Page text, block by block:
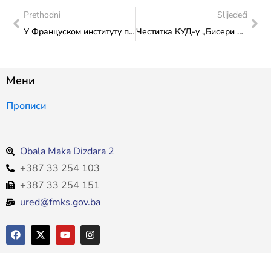
Prethodni
У Француском институту представљен „Дигитални путујући музеј за Балкан“
Slijedeći
Честитка КУД-у „Бисери Бјелашнице“ поводом одржавања Међународног фестивала фолклора „Бјелашничке стазе 2026”
Мени
Прописи
Obala Maka Dizdara 2
+387 33 254 103
+387 33 254 151
ured@fmks.gov.ba